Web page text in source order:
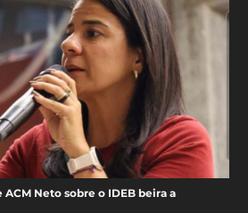
Neto sobre o IDEB beira a